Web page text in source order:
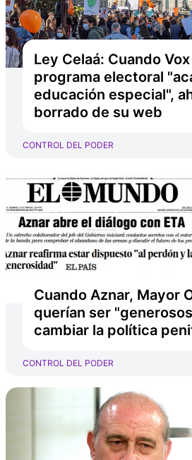
Ley Celaá: Cuando
programa electoral
educación especial",
borrado de su web
CONTROL DEL PODER
Cuando Aznar, Mayor
querían ser
cambiar la política
CONTROL DEL PODER